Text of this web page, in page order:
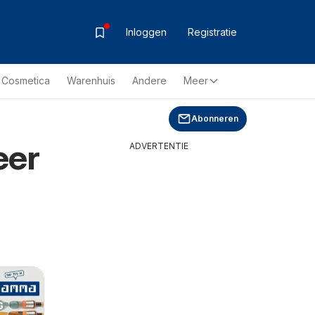
Inloggen Registratie
Warenhuis Andere Meer
Abonneren
ADVERTENTIE